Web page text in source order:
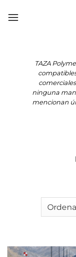
TAZA
ninguna
mencionan